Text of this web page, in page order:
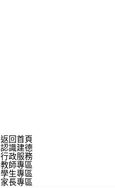
返回首頁
認識建德
行政服務
教師專區
學生專區
家長專區